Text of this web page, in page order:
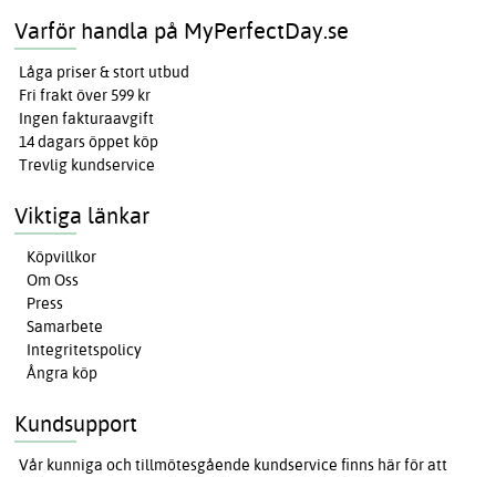
Varför handla på MyPerfectDay.se
Låga priser & stort utbud
Fri frakt över 599 kr
Ingen fakturaavgift
14 dagars öppet köp
Trevlig kundservice
Viktiga länkar
Köpvillkor
Om Oss
Press
Samarbete
Integritetspolicy
Ångra köp
Kundsupport
Vår kunniga och tillmötesgående kundservice finns här för att